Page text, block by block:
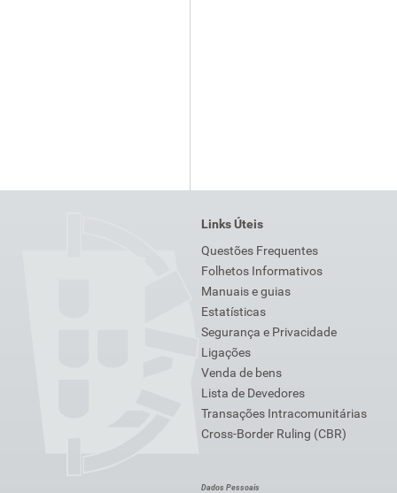
Links Úteis
Questões Frequentes
Folhetos Informativos
Manuais e guias
Estatísticas
Segurança e Privacidade
Ligações
Venda de bens
Lista de Devedores
Transações Intracomunitárias
Cross-Border Ruling (CBR)
Dados Pessoais